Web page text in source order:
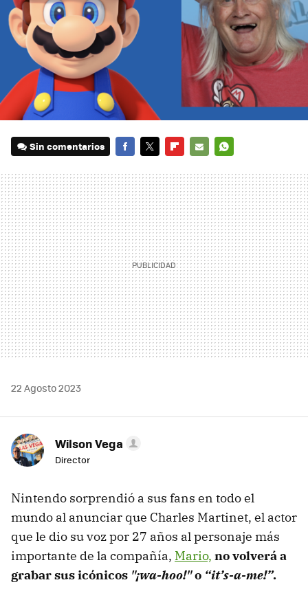
Sin comentarios
MAIL
22 Agosto 2023
Wilson Vega
Director
Nintendo sorprendió a sus fans en todo el
mundo al anunciar que Charles Martinet, el actor
que le dio su voz por 27 años al personaje más
importante de la compañía, Mario, no volverá a
grabar sus icónicos "¡wa-hoo!"o “it’s-a-me!”.